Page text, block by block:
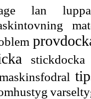
lan
stickdocka